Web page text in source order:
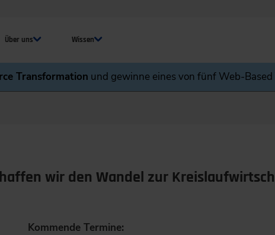
Über uns Wissen
Transformation und gewinne eines von fünf Web-Based
wir den Wandel zur
Kommende Termine: